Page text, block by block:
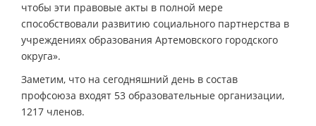
чтобы эти правовые акты в полной мере
способствовали развитию социального партнерства в
учреждениях образования Артемовского городского
округа».
Заметим, что на сегодняшний день в состав
профсоюза входят 53 образовательные организации,
1217 членов.